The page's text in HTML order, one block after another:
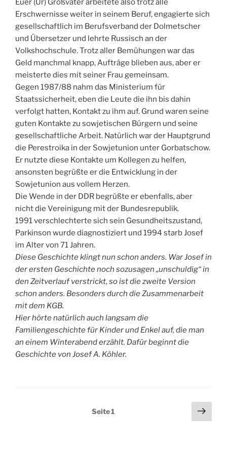
Euer (Ur) Großvater arbeitete also trotz alle
Erschwernisse weiter in seinem Beruf, engagierte sich
gesellschaftlich im Berufsverband der Dolmetscher
und Übersetzer und lehrte Russisch an der
Volkshochschule. Trotz aller Bemühungen war das
Geld manchmal knapp, Aufträge blieben aus, aber er
meisterte dies mit seiner Frau gemeinsam.
Gegen 1987/88 nahm das Ministerium für
Staatssicherheit, eben die Leute die ihn bis dahin
verfolgt hatten, Kontakt zu ihm auf. Grund waren seine
guten Kontakte zu sowjetischen Bürgern und seine
gesellschaftliche Arbeit. Natürlich war der Hauptgrund
die Perestroika in der Sowjetunion unter Gorbatschow.
Er nutzte diese Kontakte um Kollegen zu helfen,
ansonsten begrüßte er die Entwicklung in der
Sowjetunion aus vollem Herzen.
Die Wende in der DDR begrüßte er ebenfalls, aber
nicht die Vereinigung mit der Bundesrepublik.
1991 verschlechterte sich sein Gesundheitszustand,
Parkinson wurde diagnostiziert und 1994 starb Josef
im Alter von 71 Jahren.
Diese Geschichte klingt nun schon anders. War Josef in
der ersten Geschichte noch sozusagen „unschuldig“ in
den Zeitverlauf verstrickt, so ist die zweite Version
schon anders. Besonders durch die Zusammenarbeit
mit dem KGB.
Hier hörte natürlich auch langsam die
Familiengeschichte für Kinder und Enkel auf, die man
an einem Winterabend erzählt. Dafür beginnt die
Geschichte von Josef A. Köhler.
Seitennummerierung
Seite1